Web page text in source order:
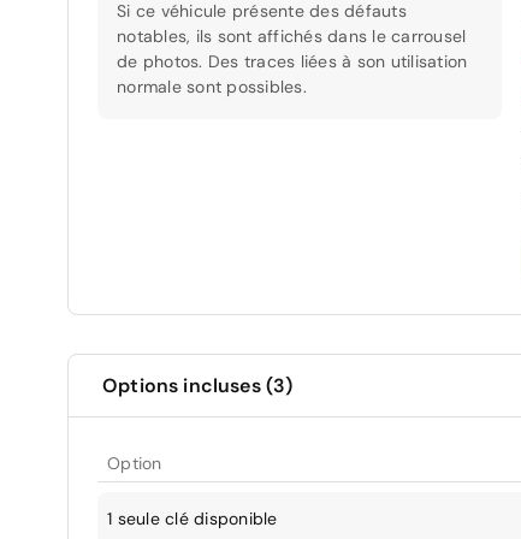
Si ce véhicule présente des défauts
notables, ils sont affichés dans le carrousel
de photos. Des traces liées à son utilisation
normale sont possibles.
Options incluses (3)
Option
1 seule clé disponible